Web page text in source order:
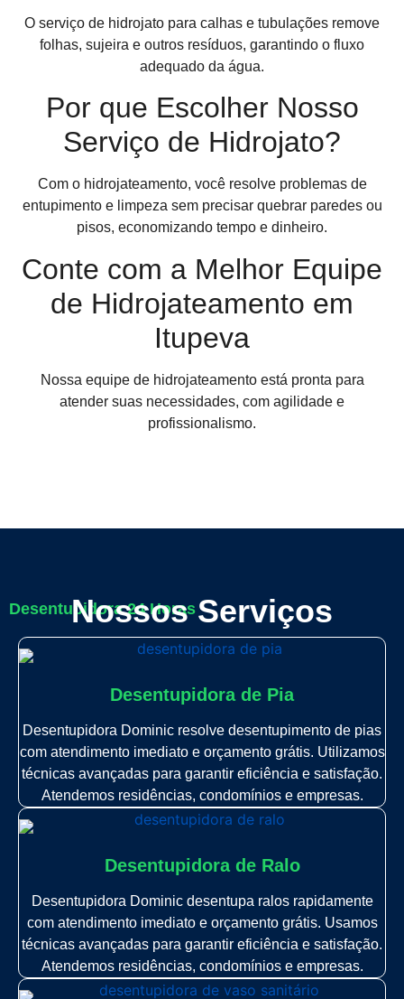
O serviço de hidrojato para calhas e tubulações remove
folhas, sujeira e outros resíduos, garantindo o fluxo
adequado da água.
Por que Escolher Nosso
Serviço de Hidrojato?
Com o hidrojateamento, você resolve problemas de
entupimento e limpeza sem precisar quebrar paredes ou
pisos, economizando tempo e dinheiro.
Conte com a Melhor Equipe
de Hidrojateamento em
Itupeva
Nossa equipe de hidrojateamento está pronta para
atender suas necessidades, com agilidade e
profissionalismo.
Desentupidora 24 Horas
Nossos Serviços
Desentupidora de Pia
Desentupidora Dominic resolve desentupimento de pias
com atendimento imediato e orçamento grátis. Utilizamos
técnicas avançadas para garantir eficiência e satisfação.
Atendemos residências, condomínios e empresas.
Desentupidora de Ralo
Desentupidora Dominic desentupa ralos rapidamente
com atendimento imediato e orçamento grátis. Usamos
técnicas avançadas para garantir eficiência e satisfação.
Atendemos residências, condomínios e empresas.